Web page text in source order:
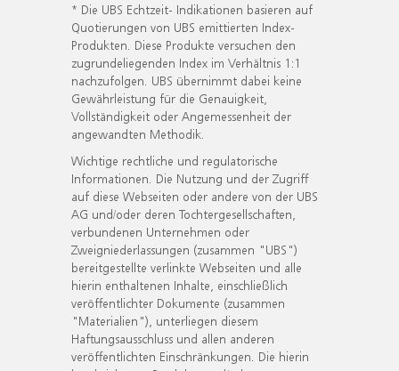
* Die UBS Echtzeit- Indikationen basieren auf
Quotierungen von UBS emittierten Index-
Produkten. Diese Produkte versuchen den
zugrundeliegenden Index im Verhältnis 1:1
nachzufolgen. UBS übernimmt dabei keine
Gewährleistung für die Genauigkeit,
Vollständigkeit oder Angemessenheit der
angewandten Methodik.
Wichtige rechtliche und regulatorische
Informationen. Die Nutzung und der Zugriff
auf diese Webseiten oder andere von der UBS
AG und/oder deren Tochtergesellschaften,
verbundenen Unternehmen oder
Zweigniederlassungen (zusammen "UBS")
bereitgestellte verlinkte Webseiten und alle
hierin enthaltenen Inhalte, einschließlich
veröffentlichter Dokumente (zusammen
"Materialien"), unterliegen diesem
Haftungsausschluss und allen anderen
veröffentlichten Einschränkungen. Die hierin